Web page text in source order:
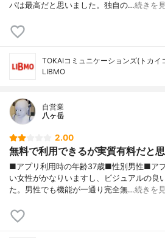
パは最高だと思いました。独自の…続きを
TOKAIコミュニケーションズ(トカイ
LIBMO
自営業
八ヶ岳
2.00
無料で利用できるが実質有料だと
■アプリ利用時の年齢37歳■性別男性■ア
い女性がかなりいますし、ビジュアルの良
た。男性でも機能が一通り完全無…続きを